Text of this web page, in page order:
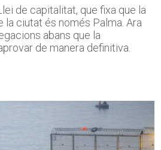
de capitalitat, que fixa que la
la ciutat és només Palma. Ara
abans que la
de manera definitiva.